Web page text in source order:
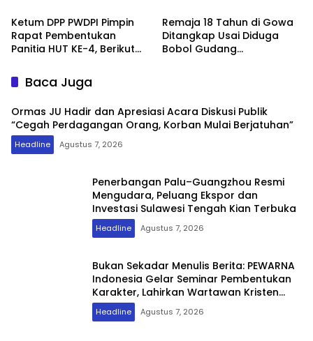
yang Berintegritas dan
Berdampak
Ketum DPP PWDPI Pimpin
Rapat Pembentukan
Panitia HUT KE-4, Berikut
Kegiatannya
Remaja 18 Tahun di Gowa
Ditangkap Usai Diduga
Bobol Gudang
Baca Juga
Ormas JU Hadir dan Apresiasi Acara Diskusi Publik
“Cegah Perdagangan Orang, Korban Mulai Berjatuhan”
Headline Agustus 7, 2026
Penerbangan Palu–Guangzhou Resmi
Mengudara, Peluang Ekspor dan
Investasi Sulawesi Tengah Kian Terbuka
Headline Agustus 7, 2026
Bukan Sekadar Menulis Berita: PEWARNA
Indonesia Gelar Seminar Pembentukan
Karakter, Lahirkan Wartawan Kristen
yang Berintegritas dan Berdampak
Headline Agustus 7, 2026